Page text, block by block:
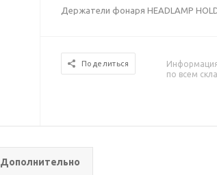
Держатели фонаря HEADLAMP
Поделиться
по всем
Дополнительно